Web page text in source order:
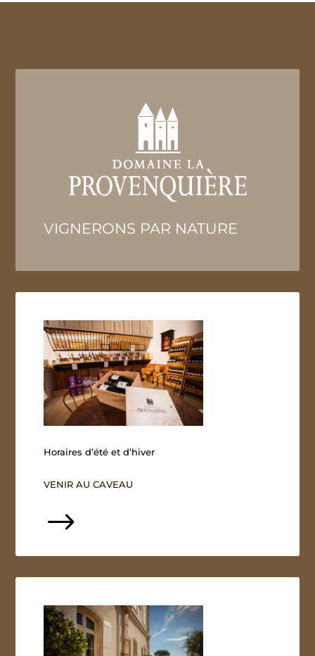
VIGNERONS PAR NATURE
Horaires d’été et d’hiver
VENIR AU CAVEAU
$